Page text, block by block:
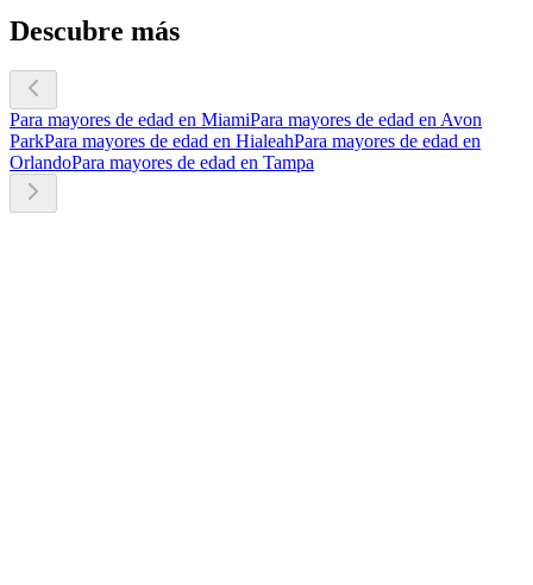
Descubre más
Para mayores de edad en MiamiPara mayores de edad en Avon
ParkPara mayores de edad en HialeahPara mayores de edad en
OrlandoPara mayores de edad en Tampa